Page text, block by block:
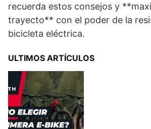
recuerda estos consejos y
trayecto** con el poder de la
bicicleta eléctrica.
ULTIMOS ARTÍCULOS